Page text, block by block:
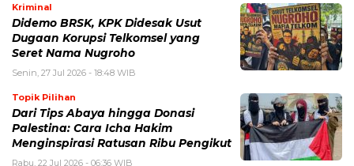
Kriminal
Didemo BRSK, KPK Didesak Usut
Dugaan Korupsi Telkomsel yang
Seret Nama Nugroho
Senin, 27 Jul 2026 - 18:48 WIB
Topik Pilihan
Dari Tips Abaya hingga Donasi
Palestina: Cara Icha Hakim
Menginspirasi Ratusan Ribu Pengikut
Rabu, 22 Jul 2026 - 06:36 WIB